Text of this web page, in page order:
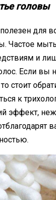
головы
для
Частое
и
Если вы
стоит
к
эффект,